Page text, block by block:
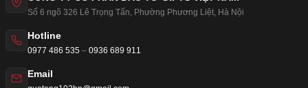
Số 6 ngõ 326 Lê Trọng Tấn, Phường Phương Liệt, Hà Nội
Hotline
0977 486 535 – 0936 689 911
Email